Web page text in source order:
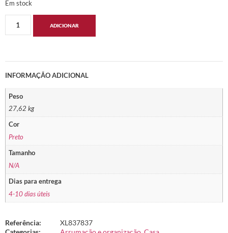
Em stock
ADICIONAR
INFORMAÇÃO ADICIONAL
Peso
27,62 kg
Cor
Preto
Tamanho
N/A
Dias para entrega
4-10 dias úteis
Referência:
XL837837